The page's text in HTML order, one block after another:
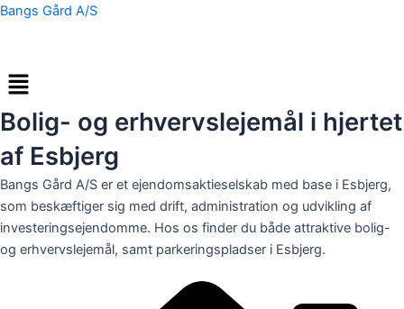
Gå
Bangs Gård A/S
Menu
Bolig- og erhvervslejemål i hjertet
af Esbjerg
Bangs Gård A/S er et ejendomsaktieselskab med base i Esbjerg,
som beskæftiger sig med drift, administration og udvikling af
investeringsejendomme. Hos os finder du både attraktive bolig-
og erhvervslejemål, samt parkeringspladser i Esbjerg.